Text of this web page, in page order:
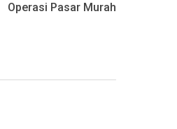
Operasi Pasar Murah